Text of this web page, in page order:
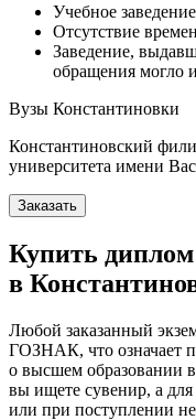
Учебное
Отсутствие
Заведение,
обращения могло и
Вузы Константиновки
Константиновский
университета имени
Заказать
Купить
в
Любой заказанный
ГОЗНАК, что означает
о высшем образовании
вы ищете сувенир, а для
или при поступлении